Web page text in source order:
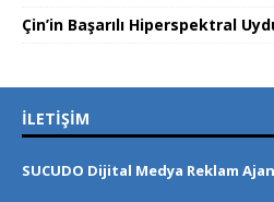
Çin’in Başarılı Hiperspektral
İLETIŞIM
SUCUDO Dijital Medya Reklam